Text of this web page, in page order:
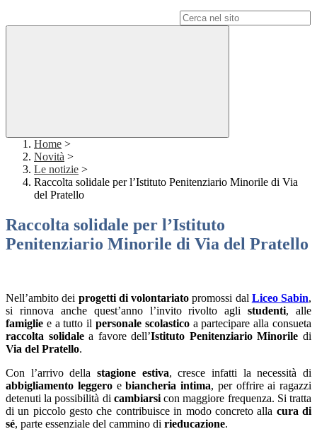
Home >
Novità >
Le notizie >
Raccolta solidale per l’Istituto Penitenziario Minorile di Via
del Pratello
Raccolta solidale per l’Istituto
Penitenziario Minorile di Via del Pratello
Nell’ambito dei progetti di volontariato promossi dal Liceo Sabin,
si rinnova anche quest’anno l’invito rivolto aglistudenti, alle
famiglie e a tutto il personale scolasticoa partecipare alla consueta
raccolta solidalea favore dell’Istituto Penitenziario Minorile di
Via del Pratello.
Con l’arrivo della stagione estiva, cresce infatti la necessità di
abbigliamento leggeroebiancheria intima, per offrire ai ragazzi
detenuti la possibilità di cambiarsicon maggiore frequenza. Si tratta
di un piccolo gesto che contribuisce in modo concreto alla cura di
sé, parte essenziale del cammino di rieducazione.